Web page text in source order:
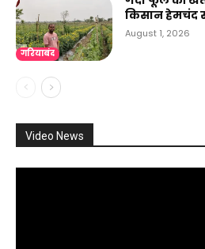
गरियाबंद
किसान हेमचंद
August 1, 2026
Video News